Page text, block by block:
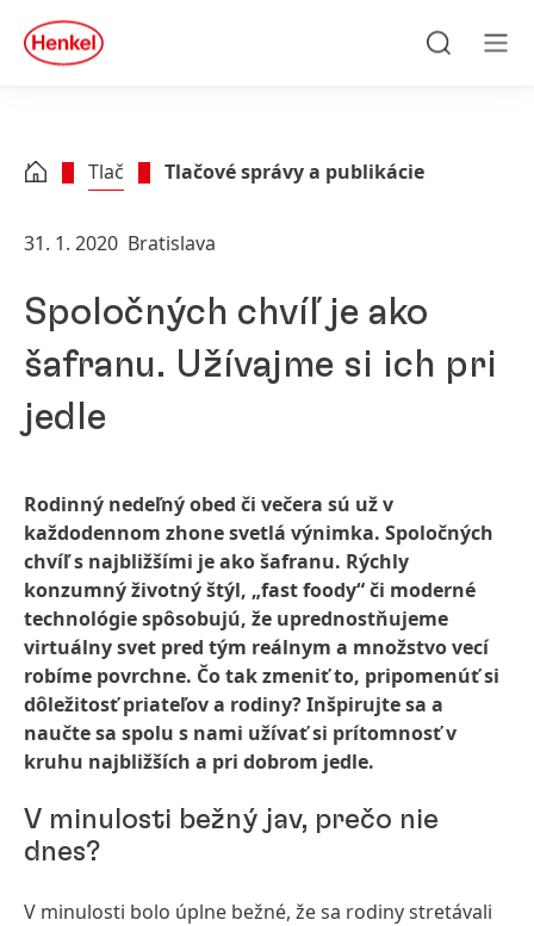
Skip to main content
Skip to footer
quick
search
Tlač Tlačové správy a publikácie
31. 1. 2020 Bratislava
Spoločných chvíľ je ako
šafranu. Užívajme si ich pri
jedle
Rodinný nedeľný obed či večera sú už v
každodennom zhone svetlá výnimka. Spoločných
chvíľ s najbližšími je ako šafranu. Rýchly
konzumný životný štýl, „fast foody“ či moderné
technológie spôsobujú, že uprednostňujeme
virtuálny svet pred tým reálnym a množstvo vecí
robíme povrchne. Čo tak zmeniť to, pripomenúť si
dôležitosť priateľov a rodiny? Inšpirujte sa a
naučte sa spolu s nami užívať si prítomnosť v
kruhu najbližších a pri dobrom jedle.
V minulosti bežný jav, prečo nie
dnes?
V minulosti bolo úplne bežné, že sa rodiny stretávali